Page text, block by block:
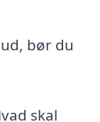
bør du
skal